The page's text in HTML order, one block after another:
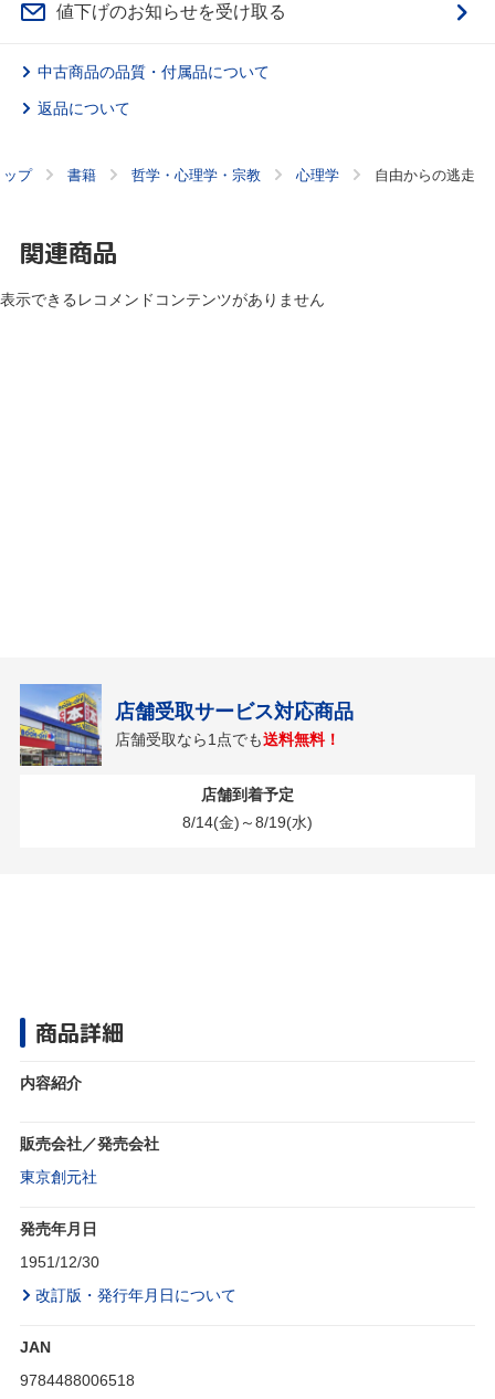
値下げのお知らせを受け取る
中古商品の品質・付属品について
返品について
ップ 書籍 哲学・心理学・宗教 心理学 自由からの逃走
関連商品
表示できるレコメンドコンテンツがありません
店舗受取サービス対応商品
店舗受取なら1点でも送料無料！
店舗到着予定
8/14(金)～8/19(水)
商品詳細
内容紹介
販売会社／発売会社
東京創元社
発売年月日
1951/12/30
改訂版・発行年月日について
JAN
9784488006518